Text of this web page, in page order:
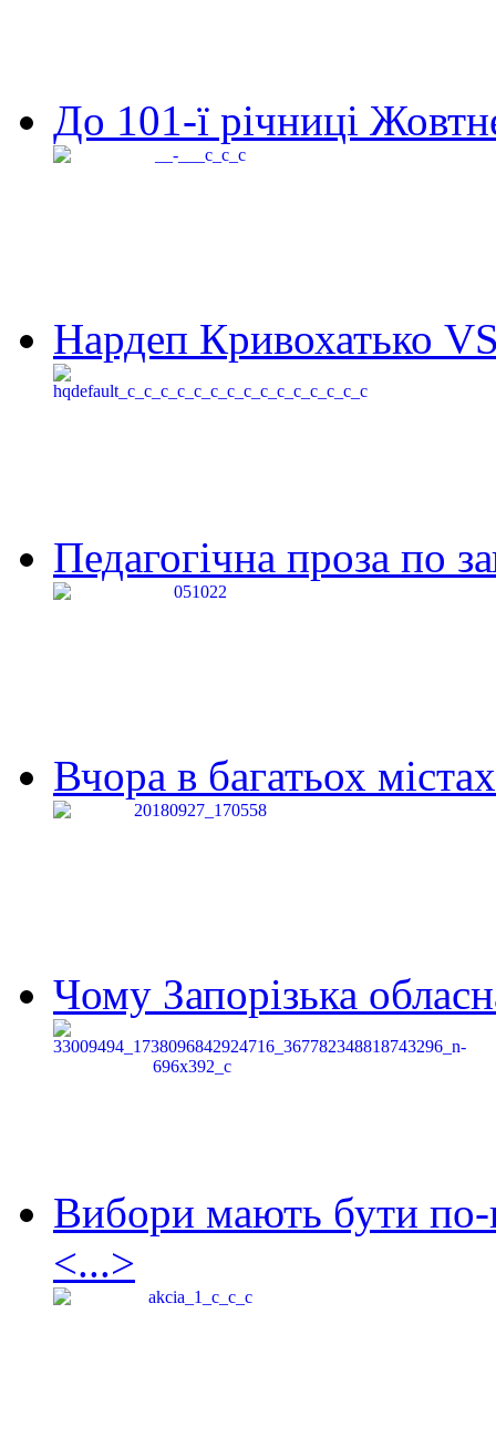
До 101-ї річниці
Нардеп Кривохатько
Педагогічна проза по
Вчора в багатьох
Чому Запорізька
Вибори мають бути по-
<...>